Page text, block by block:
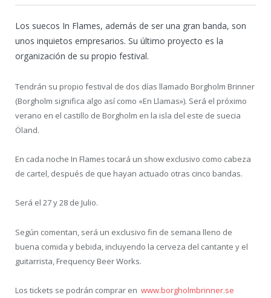
Los suecos In Flames, además de ser una gran banda, son
unos inquietos empresarios. Su último proyecto es la
organización de su propio festival.
Tendrán su propio festival de dos días llamado Borgholm Brinner
(Borgholm significa algo así como «En Llamas»). Será el próximo
verano en el castillo de Borgholm en la isla del este de suecia
Öland.
En cada noche In Flames tocará un show exclusivo como cabeza
de cartel, después de que hayan actuado otras cinco bandas.
Será el 27 y 28 de Julio.
Según comentan, será un exclusivo fin de semana lleno de
buena comida y bebida, incluyendo la cerveza del cantante y el
guitarrista, Frequency Beer Works.
Los tickets se podrán comprar en www.borgholmbrinner.se